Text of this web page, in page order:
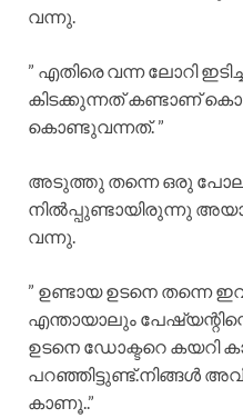
വന്നു.
” എതിരെ വന്ന ലോറി
കിടക്കുന്നത് കണ്ടാണ്
കൊണ്ടുവന്നത്. ”
അടുത്തു തന്നെ ഒരു
നിൽപ്പുണ്ടായിരുന്നു
വന്നു.
” ഉണ്ടായ ഉടനെ തന്നെ
എന്തായാലും
ഉടനെ ഡോക്ടറെ കയറി
പറഞ്ഞിട്ടുണ്ട്.നിങ്ങൾ
കാണൂ..”